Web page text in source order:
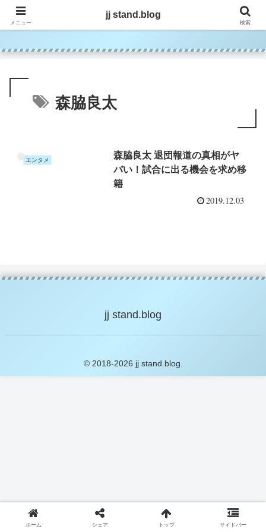
jj stand.blog
森脇良太
エンタメ
森脇良太 退団報道の真相がヤ
バい！試合に出る機会を求め移
籍
2019.12.03
jj stand.blog
© 2018-2026 jj stand.blog.
メニュー
jj stand.blog
検索
ホーム シェア トップ サイドバー